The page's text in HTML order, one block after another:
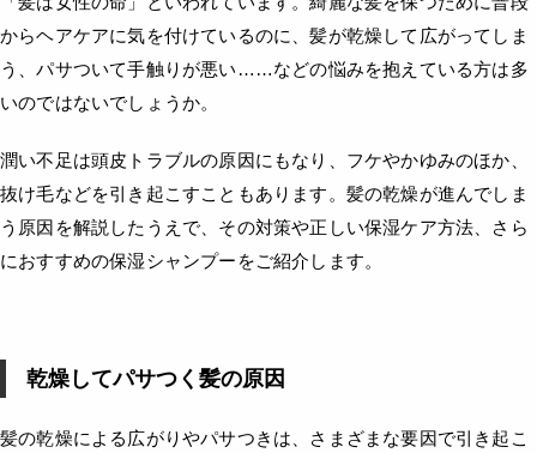
からヘアケアに気を付けているのに、髪が乾燥して広がってしま
う、パサついて手触りが悪い……などの悩みを抱えている方は多
いのではないでしょうか。
潤い不足は頭皮トラブルの原因にもなり、フケやかゆみのほか、
抜け毛などを引き起こすこともあります。髪の乾燥が進んでしま
う原因を解説したうえで、その対策や正しい保湿ケア方法、さら
におすすめの保湿シャンプーをご紹介します。
乾燥してパサつく髪の原因
髪の乾燥による広がりやパサつきは、さまざまな要因で引き起こ